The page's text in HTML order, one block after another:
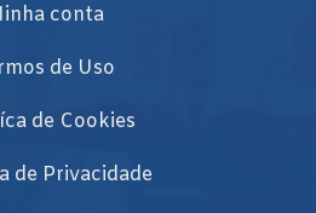
conta
de Uso
de Cookies
de Privacidade